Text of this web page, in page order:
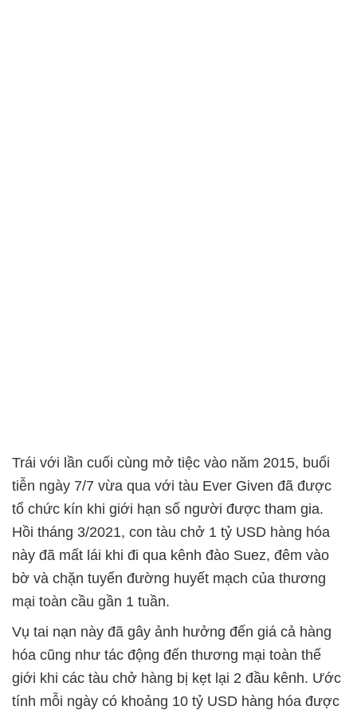
Trái với lần cuối cùng mở tiệc vào năm 2015, buổi
tiễn ngày 7/7 vừa qua với tàu Ever Given đã được
tổ chức kín khi giới hạn số người được tham gia.
Hồi tháng 3/2021, con tàu chở 1 tỷ USD hàng hóa
này đã mất lái khi đi qua kênh đào Suez, đêm vào
bờ và chặn tuyến đường huyết mạch của thương
mại toàn cầu gần 1 tuần.
Vụ tai nạn này đã gây ảnh hưởng đến giá cả hàng
hóa cũng như tác động đến thương mại toàn thế
giới khi các tàu chở hàng bị kẹt lại 2 đầu kênh. Ước
tính mỗi ngày có khoảng 10 tỷ USD hàng hóa được